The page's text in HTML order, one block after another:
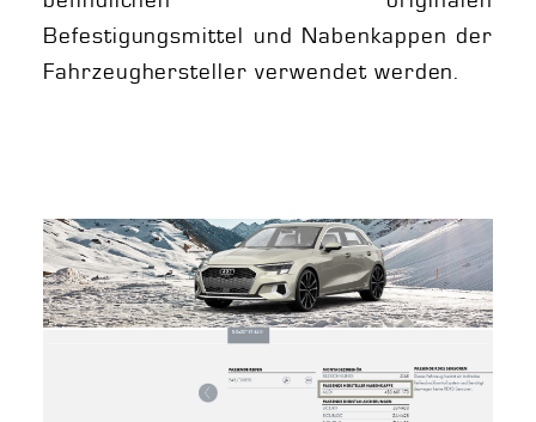
Befestigungsmittel und Nabenkappen der
Fahrzeughersteller verwendet werden.